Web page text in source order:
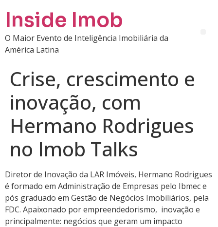
Inside Imob
O Maior Evento de Inteligência Imobiliária da
América Latina
Crise, crescimento e
inovação, com
Hermano Rodrigues
no Imob Talks
Diretor de Inovação da LAR Imóveis, Hermano Rodrigues
é formado em Administração de Empresas pelo Ibmec e
pós graduado em Gestão de Negócios Imobiliários, pela
FDC. Apaixonado por empreendedorismo, inovação e
principalmente: negócios que geram um impacto